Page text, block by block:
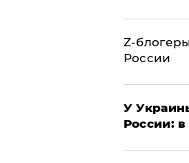
Z-
России
У
России: